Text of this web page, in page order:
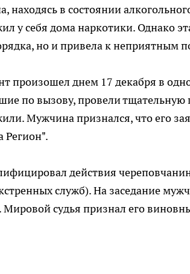
находясь в состоянии
у себя дома наркотики. Однако
но и привела к неприятным
произошел днем 17 декабря в
по вызову, провели тщательную
Мужчина признался, что его
Регион".
действия
служб). На заседание
Мировой судья признал его